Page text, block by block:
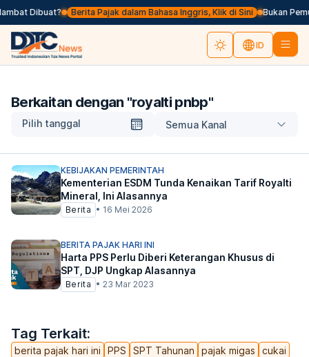
Dibuat? Berita Pajak dalam Bahasa Inggris, Klik di Sini Bukan
ID
Berkaitan dengan "royalti pnbp"
Pilih tanggal Semua Kanal
Tag Terkait:
berita pajak hari ini PPS SPT Tahunan pajak migas
cukai
KEBIJAKAN PEMERINTAH
Kementerian ESDM Tunda Kenaikan Tarif Royalti
Mineral, Ini Alasannya
Berita • 16 Mei 2026
BERITA PAJAK HARI INI
Harta PPS Perlu Diberi Keterangan Khusus di
SPT, DJP Ungkap Alasannya
Berita • 23 Mar 2023